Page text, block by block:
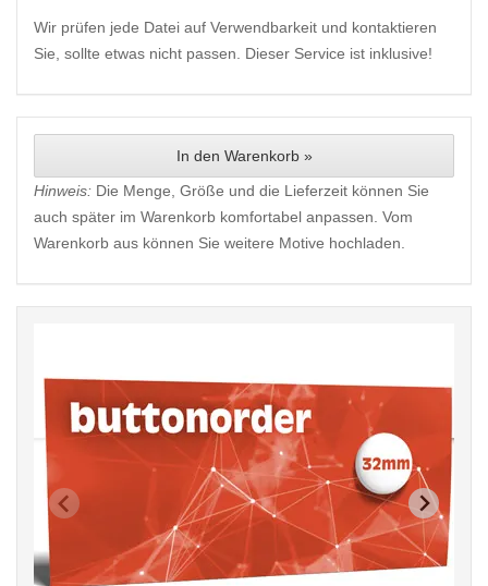
Wir prüfen jede Datei auf Verwendbarkeit und kontaktieren
Sie, sollte etwas nicht passen. Dieser Service ist inklusive!
In den Warenkorb »
Hinweis: Die Menge, Größe und die Lieferzeit können Sie
auch später im Warenkorb komfortabel anpassen. Vom
Warenkorb aus können Sie weitere Motive hochladen.